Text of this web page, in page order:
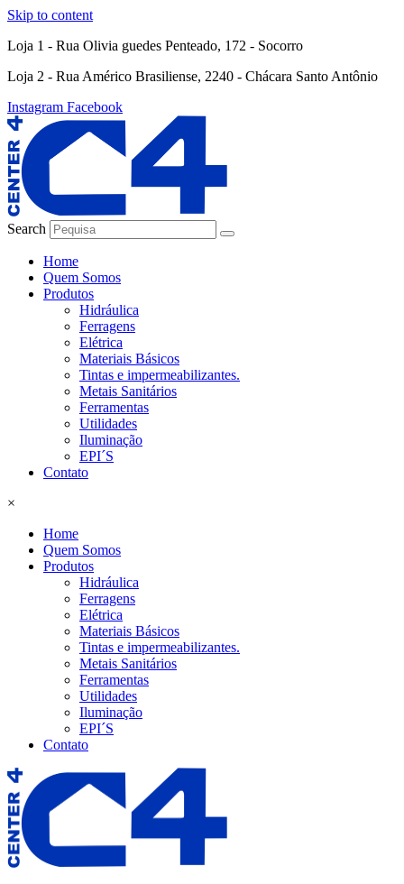
Skip to content
Loja 1 - Rua Olivia guedes Penteado, 172 - Socorro
Loja 2 - Rua Américo Brasiliense, 2240 - Chácara Santo Antônio
Instagram Facebook
Search
Home
Quem Somos
Produtos
Hidráulica
Ferragens
Elétrica
Materiais Básicos
Tintas e impermeabilizantes.
Metais Sanitários
Ferramentas
Utilidades
Iluminação
EPI´S
Contato
×
Home
Quem Somos
Produtos
Hidráulica
Ferragens
Elétrica
Materiais Básicos
Tintas e impermeabilizantes.
Metais Sanitários
Ferramentas
Utilidades
Iluminação
EPI´S
Contato